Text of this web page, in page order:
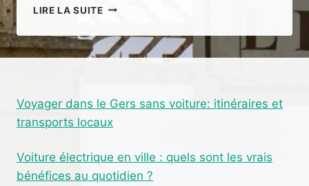
LIRE LA SUITEINCONVÉNIENTS
TULIPIER
DE
QU’IL
FAUT
DE
PLANTER
Voyager dans le Gers sans voiture: itinéraires et
transports locaux
Voiture électrique en ville : quels sont les vrais
bénéfices au quotidien ?